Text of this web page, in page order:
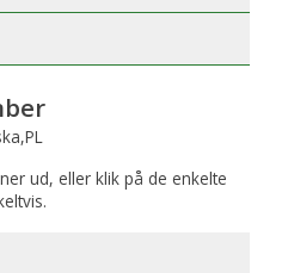
ud, eller klik på de enkelte